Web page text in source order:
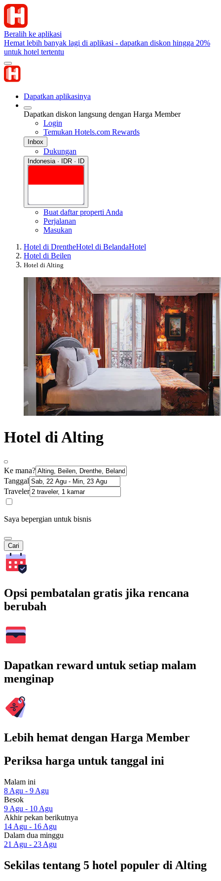
Beralih ke aplikasi
Hemat lebih banyak lagi di aplikasi - dapatkan diskon hingga 20%
untuk hotel tertentu
Dapatkan aplikasinya
Dapatkan diskon langsung dengan Harga Member
Login
Temukan Hotels.com Rewards
Inbox
Dukungan
Indonesia · IDR · ID
Buat daftar properti Anda
Perjalanan
Masukan
Hotel di DrentheHotel di BelandaHotel
Hotel di Beilen
Hotel di Alting
Hotel di Alting
Ke mana?
Tanggal
Traveler
Saya bepergian untuk bisnis
Cari
Opsi pembatalan gratis jika rencana
berubah
Dapatkan reward untuk setiap malam
menginap
Lebih hemat dengan Harga Member
Periksa harga untuk tanggal ini
Malam ini
8 Agu - 9 Agu
Besok
9 Agu - 10 Agu
Akhir pekan berikutnya
14 Agu - 16 Agu
Dalam dua minggu
21 Agu - 23 Agu
Sekilas tentang 5 hotel populer di Alting